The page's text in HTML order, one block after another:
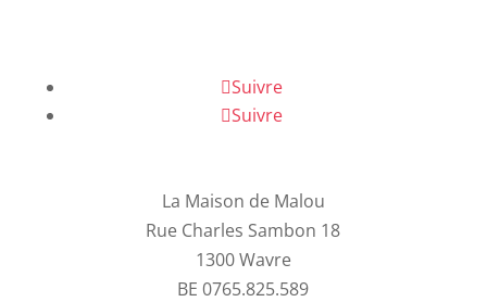
Suivre
Suivre
La Maison de Malou
Rue Charles Sambon 18
1300 Wavre
BE 0765.825.589